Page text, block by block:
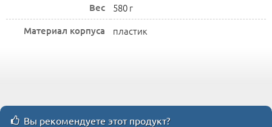
Вес 580 г
Материал корпуса пластик
Вы рекомендуете этот продукт?